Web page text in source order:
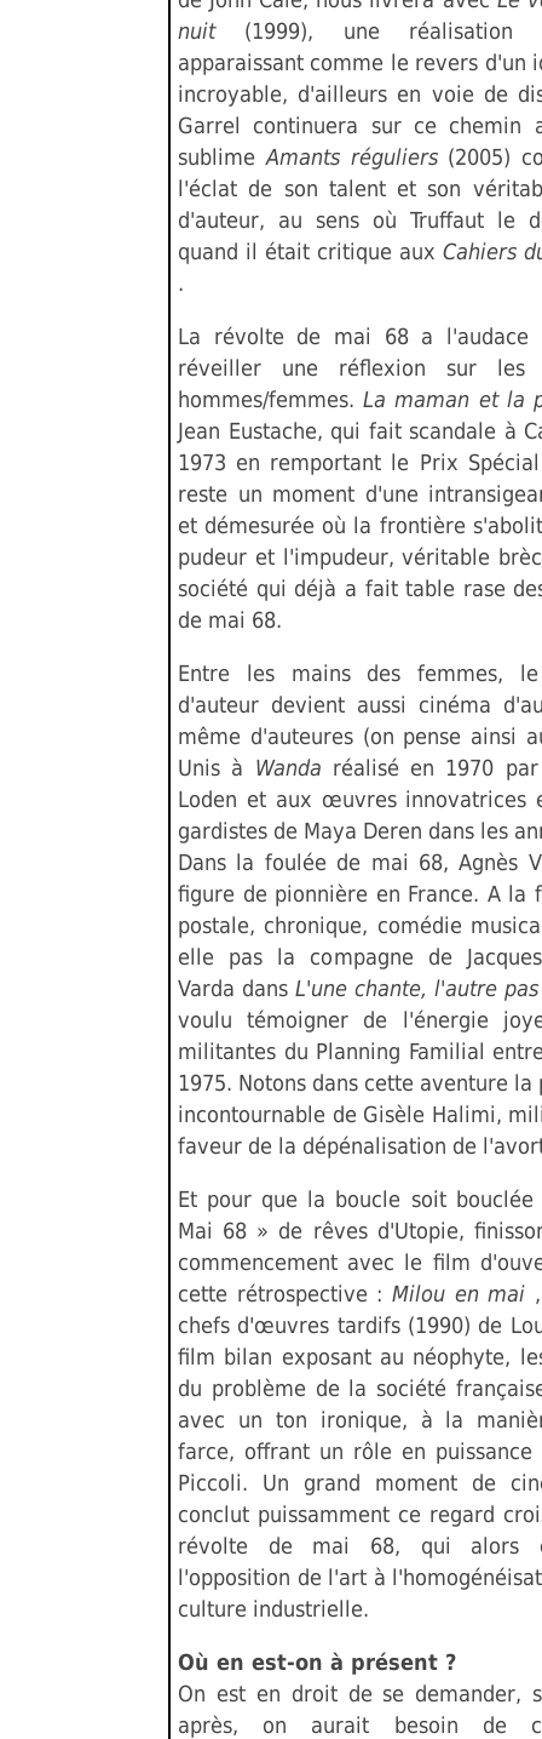
nuit (1999), une réalisation
apparaissant comme le revers d'un
incroyable, d'ailleurs en voie de
Garrel continuera sur ce chemin
sublime Amants réguliers (2005)
l'éclat de son talent et son
d'auteur, au sens où Truffaut le
quand il était critique aux Cahiers
.
La révolte de mai 68 a l'audace
réveiller une réflexion sur les
hommes/femmes.La maman et la
Jean Eustache, qui fait scandale à
1973 en remportant le Prix
reste un moment d'une
et démesurée où la frontière
pudeur et l'impudeur, véritable
société qui déjà a fait table rase
de mai 68.
Entre les mains des femmes,
d'auteur devient aussi cinéma
même d'auteures (on pense ainsi
Unis à Wanda réalisé en 1970
Loden et aux œuvres innovatrices
gardistes de Maya Deren dans les
Dans la foulée de mai 68, Agnès
figure de pionnière en France. A la
postale, chronique, comédie
elle pas la compagne de
Varda dans L'une chante, l'autre
voulu témoigner de l'énergie
militantes du Planning Familial
1975. Notons dans cette aventure la
incontournable de Gisèle Halimi,
faveur de la dépénalisation de
Et pour que la boucle soit
Mai 68 » de rêves d'Utopie,
commencement avec le film
cette rétrospective : Milou en mai
chefs d'œuvres tardifs (1990) de
film bilan exposant au néophyte,
du problème de la société
avec un ton ironique, à la
farce, offrant un rôle en puissance
Piccoli. Un grand moment de
conclut puissamment ce regard
révolte de mai 68, qui alors
l'opposition de l'art à
culture industrielle.
Où en est-on à présent ?
On est en droit de se demander,
après, on aurait besoin de